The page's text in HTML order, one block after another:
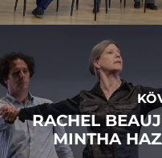
RACHEL
MINTHA